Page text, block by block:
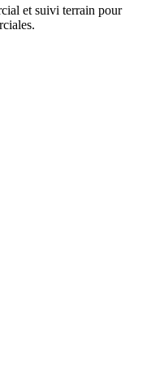
et suivi terrain pour